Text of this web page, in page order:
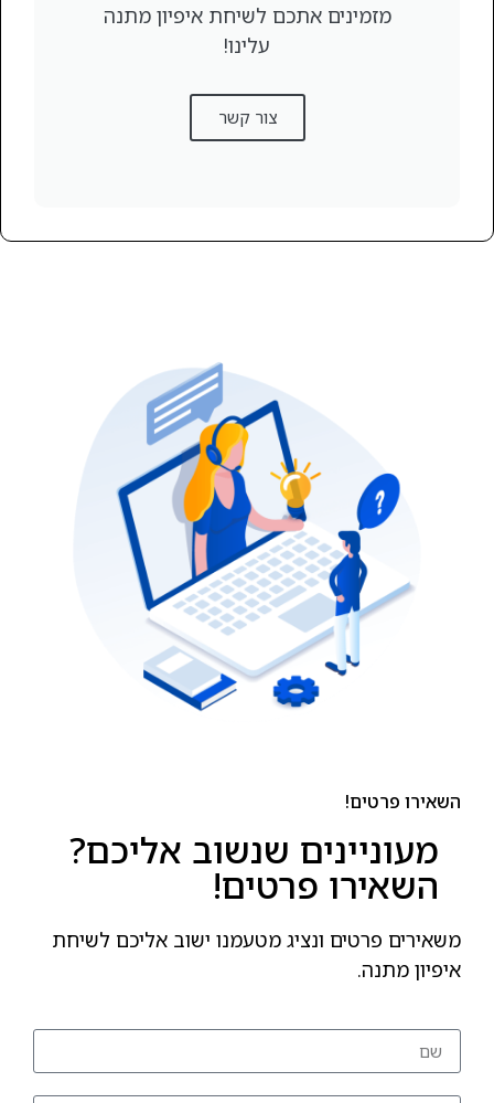
מזמינים אתכם לשיחת איפיון מתנה
עלינו!
צור קשר
השאירו פרטים!
מעוניינים שנשוב אליכם?
השאירו פרטים!
משאירים פרטים ונציג מטעמנו ישוב אליכם לשיחת
איפיון מתנה.